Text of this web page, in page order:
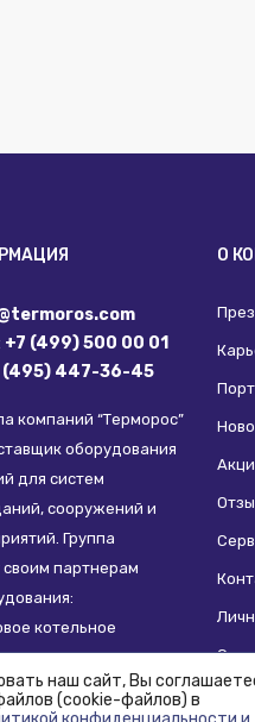
+7 (499) 500 00 01
(495) 447-36-45
компаний “Терморос”
оборудования
для систем
сооружений и
Группа
партнерам
котельное
отопления,
и другие
О
наш сайт, Вы
(cookie-файлов) в